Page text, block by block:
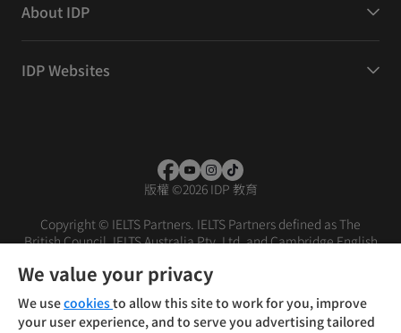
About IDP
IDP Websites
版權 ©2026 IDP 教育
Copyright © IELTS Partners. IELTS Partners defined as The
British Council, IELTS Australia Pty. Ltd. and Cambridge English
條款 免責聲明
We value your privacy
We usecookiesto allow this site to work for you, improve
your user experience, and to serve you advertising tailored